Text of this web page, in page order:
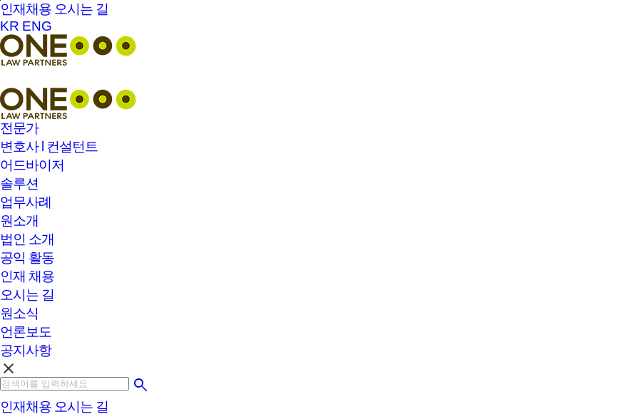
본문바로가기
인재채용 오시는 길
KR ENG
전문가
변호사 l 컨설턴트
어드바이저
솔루션
업무사례
원소개
법인 소개
공익 활동
인재 채용
오시는 길
원소식
언론보도
공지사항
clear
인재채용 오시는 길